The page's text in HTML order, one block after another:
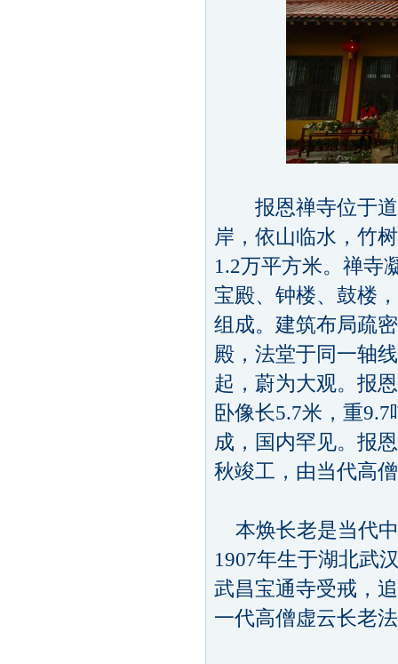
报恩禅寺位于道
岸，依山临水，竹
1.2万平方米。禅寺
宝殿、钟楼、鼓楼
组成。建筑布局疏
殿，法堂于同一轴
起，蔚为大观。报
卧像长5.7米，重
成，国内罕见。报
秋竣工，由当代高
本焕长老是当代
1907年生于湖北武
武昌宝通寺受戒，
一代高僧虚云长老